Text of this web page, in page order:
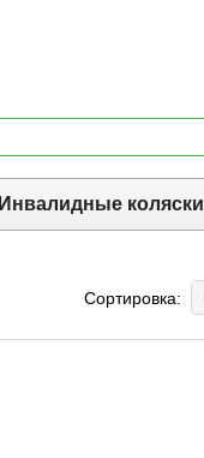
Инвалидные коляски
Сортировка: